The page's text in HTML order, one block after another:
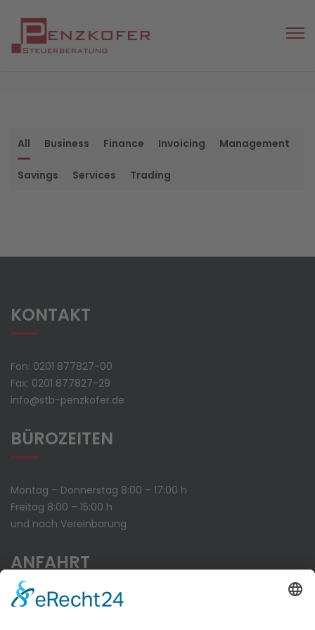
All Business Finance Invoicing Management
Savings Services Trading
KONTAKT
Fon: 0201 877827-00
Fax: 0201 877827-29
info@stb-penzkofer.de
BÜROZEITEN
Montag – Donnerstag 8:00 – 17:00 h
Freitag 8:00 – 15:00 h
und nach Vereinbarung
ANFAHRT